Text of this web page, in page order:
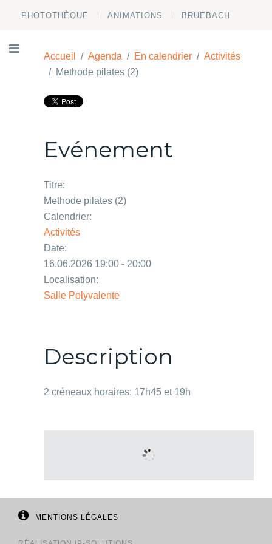
PHOTOTHÈQUE ANIMATIONS BRUEBACH
Accueil Agenda En calendrier
Activités
Methode pilates (2)
Evénement
Titre:
Methode pilates (2)
Calendrier:
Activités
Date:
16.06.2026 19:00 - 20:00
Localisation:
Salle Polyvalente
Description
2 créneaux horaires: 17h45 et 19h
MENTIONS LÉGALES